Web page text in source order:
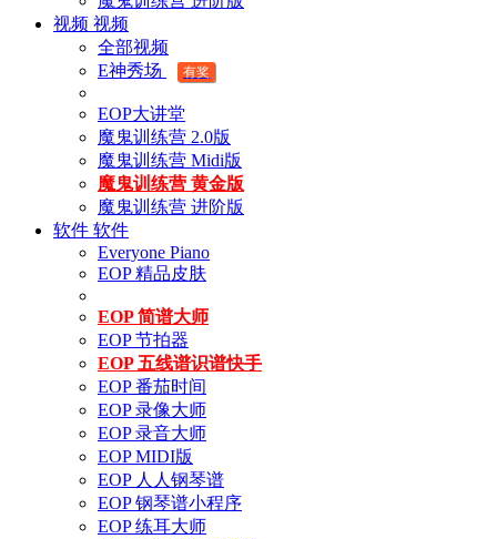
视频 视频
全部视频
E神秀场
有奖
EOP大讲堂
魔鬼训练营 2.0版
魔鬼训练营 Midi版
魔鬼训练营 黄金版
魔鬼训练营 进阶版
软件 软件
Everyone Piano
EOP 精品皮肤
EOP 简谱大师
EOP 节拍器
EOP 五线谱识谱快手
EOP 番茄时间
EOP 录像大师
EOP 录音大师
EOP MIDI版
EOP 人人钢琴谱
EOP 钢琴谱小程序
EOP 练耳大师